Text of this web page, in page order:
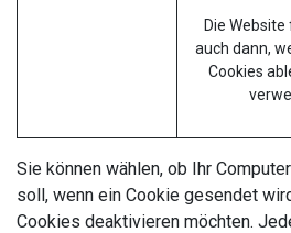
Die
auch dann,
Cookies
Sie können wählen, ob Ihr
soll, wenn ein Cookie gesendet
Cookies deaktivieren möchten.